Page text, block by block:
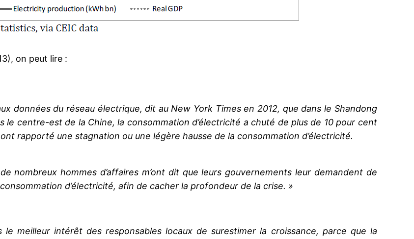
on peut lire :
données du réseau électrique, dit au New York Times en 2012, que dans le Shandong
le centre-est de la Chine, la consommation d’électricité a chuté de plus de 10 pour cent
rapporté une stagnation ou une légère hausse de la consommation d’électricité.
nombreux hommes d’affaires m’ont dit que leurs gouvernements leur demandent de
d’électricité, afin de cacher la profondeur de la crise. »
meilleur intérêt des responsables locaux de surestimer la croissance, parce que la